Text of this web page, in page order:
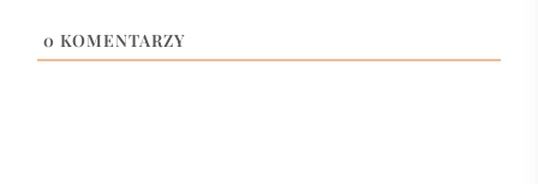
0 KOMENTARZY